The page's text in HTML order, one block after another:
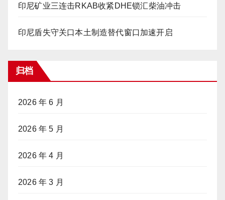
印尼矿业三连击RKAB收紧DHE锁汇柴油冲击
印尼盾失守关口本土制造替代窗口加速开启
归档
2026 年 6 月
2026 年 5 月
2026 年 4 月
2026 年 3 月